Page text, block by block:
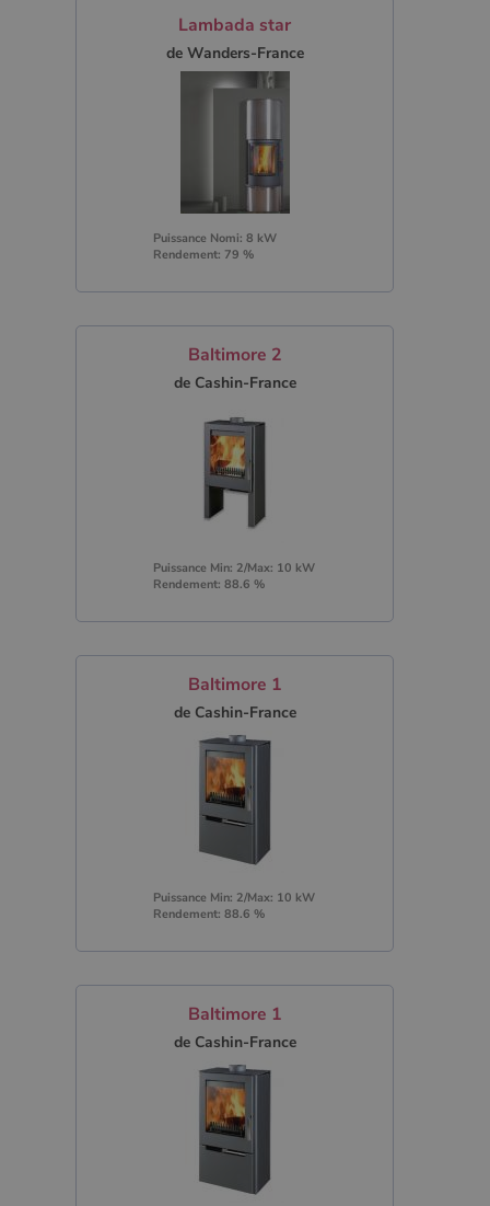
Lambada star
de Wanders-France
Puissance Nomi: 8 kW
Rendement: 79 %
Baltimore 2
de Cashin-France
Puissance Min: 2/Max: 10 kW
Rendement: 88.6 %
Baltimore 1
de Cashin-France
Puissance Min: 2/Max: 10 kW
Rendement: 88.6 %
Baltimore 1
de Cashin-France